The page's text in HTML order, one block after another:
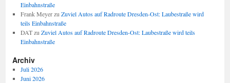
Einbahnstraße
Frank Meyerzu Zuviel Autos auf Radroute Dresden-Ost: Laubestraße wird
teils Einbahnstraße
DATzu Zuviel Autos auf Radroute Dresden-Ost: Laubestraße wird teils
Einbahnstraße
Archiv
Juli 2026
Juni 2026